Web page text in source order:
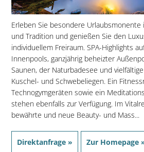
Erleben Sie besondere
und Tradition und genießen Sie den
individuellem Freiraum. SPA-Highlights
Innenpools, ganzjährig beheizter
Saunen, der Naturbadesee und
Kuschel- und Schwebeliegen. Ein
Technogymgeräten sowie ein
stehen ebenfalls zur Verfügung. Im
bewährte und neue Beauty- und Mass...
Direktanfrage » Zur Homepage